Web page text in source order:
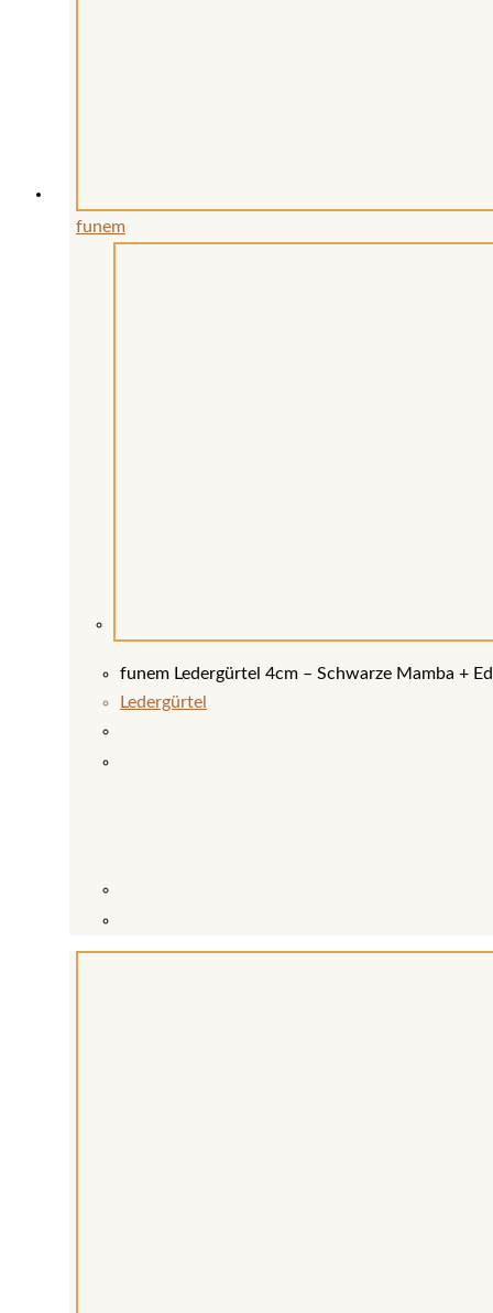
funem
funem Ledergürtel 4cm – Schwarze Mamba +
Ledergürtel